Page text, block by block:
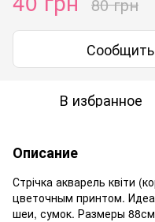
В избранное
Описание
Стрічка акварель квіти
цветочным принтом.
шеи, сумок. Размеры